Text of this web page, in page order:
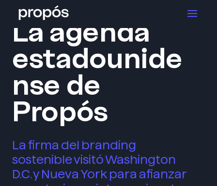
Inicio >El blog de Propós
La agenda
estadounide
nse de
Propós
La firma del branding
sostenible visitó Washington
D.C. y Nueva York para afianzar